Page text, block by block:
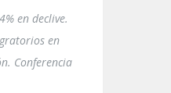
en declive.
en
Conferencia